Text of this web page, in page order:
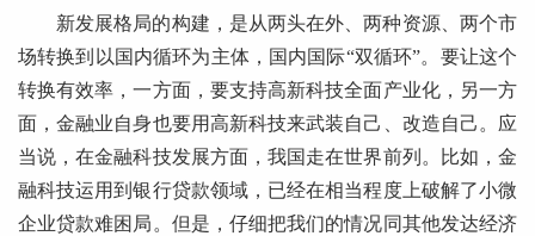
新发展格局的构建，是从两头在外、两种资源、两个市
场转换到以国内循环为主体，国内国际“双循环”。要让这个
转换有效率，一方面，要支持高新科技全面产业化，另一方
面，金融业自身也要用高新科技来武装自己、改造自己。应
当说，在金融科技发展方面，我国走在世界前列。比如，金
融科技运用到银行贷款领域，已经在相当程度上破解了小微
企业贷款难困局。但是，仔细把我们的情况同其他发达经济